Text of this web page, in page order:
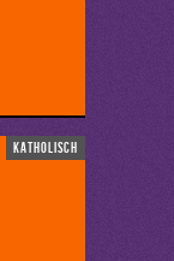
katholisch